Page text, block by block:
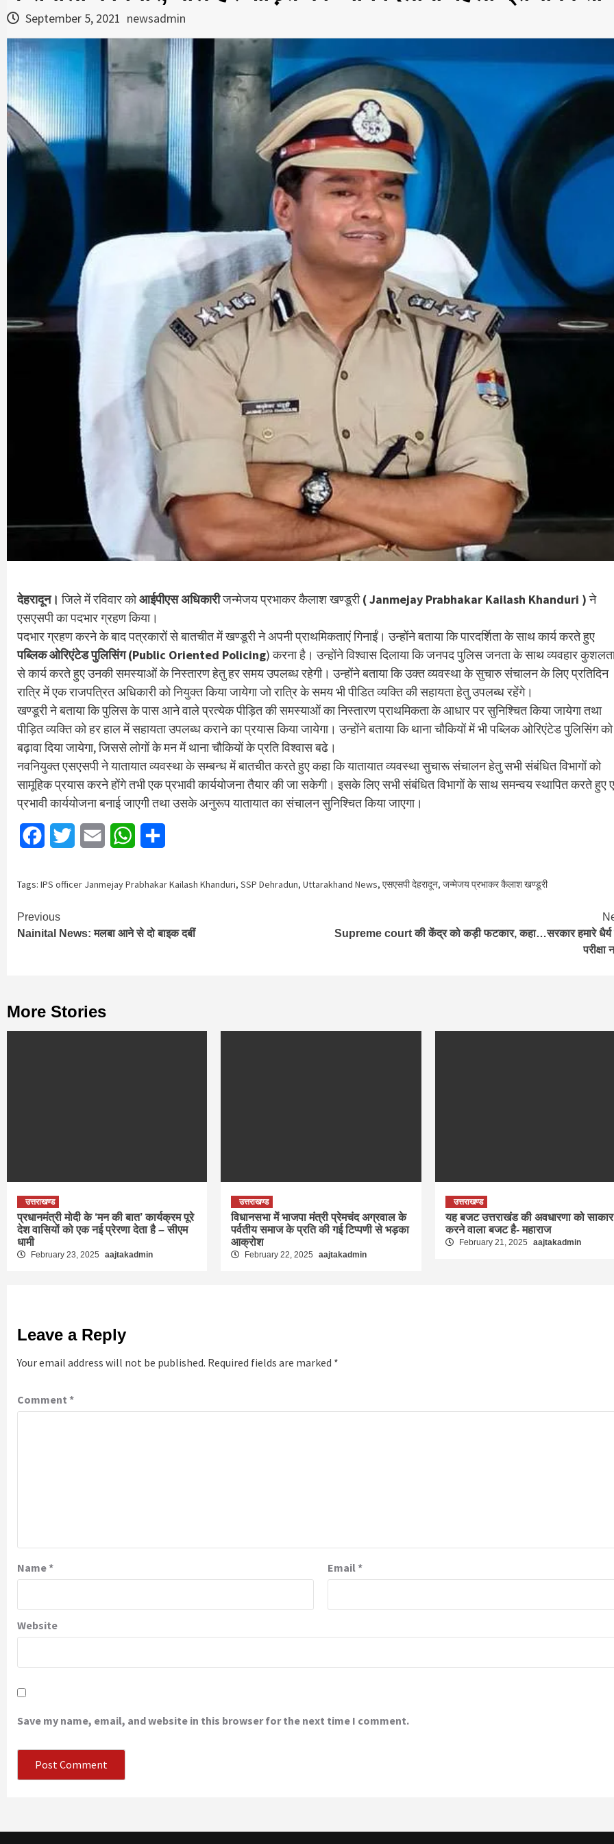
September 5, 2021 newsadmin
देहरादून। जिले में रविवार कोआईपीएस अधिकारीजन्मेजय प्रभाकर कैलाश खण्डूरी( Janmejay Prabhakar Kailash Khanduri )ने
एसएसपी का पदभार ग्रहण किया।
पदभार ग्रहण करने के बाद पत्रकारों से बातचीत में खण्डूरी ने अपनी प्राथमिकताएं गिनाईं। उन्होंने बताया कि पारदर्शिता के साथ कार्य करते हुए
पब्लिक ओरिएंटेड पुलिसिंग (Public Oriented Policing) करना है। उन्होंने विश्वास दिलाया कि जनपद पुलिस जनता के साथ व्यवहार
से कार्य करते हुए उनकी समस्याओं के निस्तारण हेतु हर समय उपलब्ध रहेगी। उन्होंने बताया कि उक्त व्यवस्था के सुचारु संचालन के लिए प्रतिदिन
रात्रि में एक राजपत्रित अधिकारी को नियुक्त किया जायेगा जो रात्रि के समय भी पीडित व्यक्ति की सहायता हेतु उपलब्ध रहेंगे।
खण्डूरी ने बताया कि पुलिस के पास आने वाले प्रत्येक पीड़ित की समस्याओं का निस्तारण प्राथमिकता के आधार पर सुनिश्चित किया जायेगा तथा
पीड़ित व्यक्ति को हर हाल में सहायता उपलब्ध कराने का प्रयास किया जायेगा। उन्होंने बताया कि थाना चौकियों में भी पब्लिक ओरिएंटेड पुलिसिंग को
बढ़ावा दिया जायेगा, जिससे लोगों के मन में थाना चौकियों के प्रति विश्वास बढे।
नवनियुक्त एसएसपी ने यातायात व्यवस्था के सम्बन्ध में बातचीत करते हुए कहा कि यातायात व्यवस्था सुचारू संचालन हेतु सभी संबंधित विभागों को
सामूहिक प्रयास करने होंगे तभी एक प्रभावी कार्ययोजना तैयार की जा सकेगी। इसके लिए सभी संबंधित विभागों के साथ समन्वय स्थापित करते हुए
प्रभावी कार्ययोजना बनाई जाएगी तथा उसके अनुरूप यातायात का संचालन सुनिश्चित किया जाएगा।
FacebookTwitter Email WhatsApp
Tags: IPS officer Janmejay Prabhakar Kailash Khanduri, SSP Dehradun, Uttarakhand News, एसएसपी देहरादून, जन्मेजय प्रभाकर कैलाश खण्डूरी
Continue
Reading
Previous
Nainital News: मलबा आने से दो बाइक दबीं
Supreme court की केंद्र को कड़ी फटकार, कहा…सरकार हमारे धैर्य
परीक्षा
More Stories
उत्तराखण्ड
प्रधानमंत्री मोदी के ‘मन की बात’ कार्यक्रम पूरे
देश वासियों को एक नई प्रेरणा देता है – सीएम
धामी
February 23, 2025 aajtakadmin
उत्तराखण्ड
विधानसभा में भाजपा मंत्री प्रेमचंद अग्रवाल के
पर्वतीय समाज के प्रति की गई टिप्पणी से भड़का
आक्रोश
February 22, 2025 aajtakadmin
उत्तराखण्ड
यह बजट उत्तराखंड की अवधारणा को साकार
करने वाला बजट है- महाराज
February 21, 2025 aajtakadmin
Leave a Reply
Your email address will not be published. Required fields are marked *
Comment *
Name* Email*
Website
Save my name, email, and website in this browser for the next time I comment.